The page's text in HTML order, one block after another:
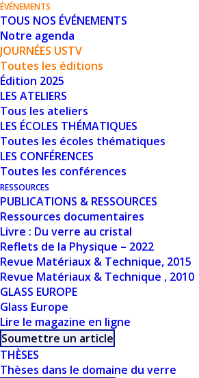
ÉVÉNEMENTS
TOUS NOS ÉVÉNEMENTS
Notre agenda
JOURNÉES USTV
Toutes les éditions
Édition 2025
LES ATELIERS
Tous les ateliers
LES ÉCOLES THÉMATIQUES
Toutes les écoles thématiques
LES CONFÉRENCES
Toutes les conférences
RESSOURCES
PUBLICATIONS & RESSOURCES
Ressources documentaires
Livre : Du verre au cristal
Reflets de la Physique – 2022
Revue Matériaux & Technique, 2015
Revue Matériaux & Technique , 2010
GLASS EUROPE
Glass Europe
Lire le magazine en ligne
Soumettre un article
THÈSES
Thèses dans le domaine du verre
Les journées VERRE
mettre en lumière les
scientifiques et
d’exposer les grandes
actuelles et futures,
recherche académique et
projets de collaborations.
Ces journées annuelles
approche pluridisciplinaire
verre et de ses applications
chimie, mécanique, énergie,